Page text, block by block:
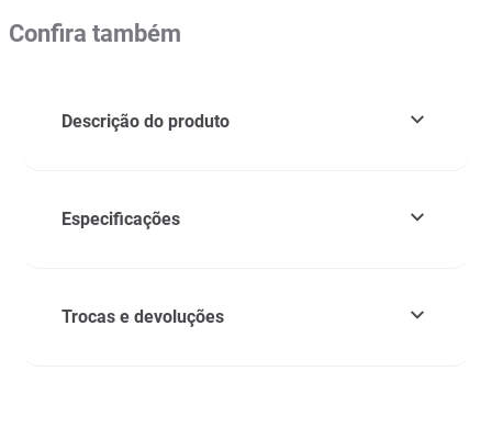
Confira também
Descrição do produto
Especificações
Trocas e devoluções